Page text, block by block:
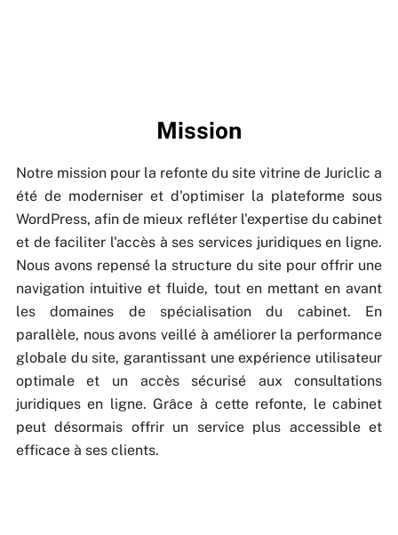
Mission
Notre mission pour la refonte du site vitrine de Juriclic a
été de moderniser et d'optimiser la plateforme sous
WordPress, afin de mieux refléter l'expertise du cabinet
et de faciliter l'accès à ses services juridiques en ligne.
Nous avons repensé la structure du site pour offrir une
navigation intuitive et fluide, tout en mettant en avant
les domaines de spécialisation du cabinet. En
parallèle, nous avons veillé à améliorer la performance
globale du site, garantissant une expérience utilisateur
optimale et un accès sécurisé aux consultations
juridiques en ligne. Grâce à cette refonte, le cabinet
peut désormais offrir un service plus accessible et
efficace à ses clients.